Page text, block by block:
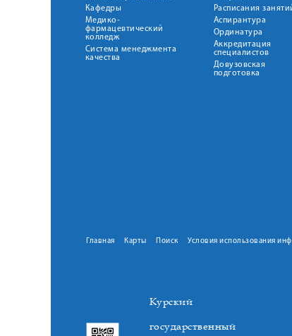
Кафедры
Медико-
фармацевтический
колледж
Система менеджмента
качества
Расписания
Аспирантура
Ординатура
Аккредитация
специалистов
Довузовская
подготовка
Главная Карты Поиск Условия использования
Курский
государственный